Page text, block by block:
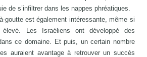
de s’infiltrer dans les nappes phréatiques.
goutte est également intéressante, même si
Les Israéliens ont développé des
ce domaine. Et puis, un certain nombre
auraient avantage à retrouver un succès